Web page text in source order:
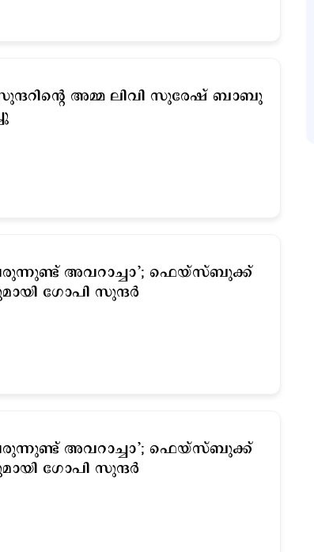
അമ്മ ലിവി സുരേഷ് ബാബു
അവറാച്ചാ’; ഫെയ്‌സ്ബുക്ക്
ഗോപി സുന്ദര്‍
അവറാച്ചാ’; ഫെയ്‌സ്ബുക്ക്
ഗോപി സുന്ദര്‍